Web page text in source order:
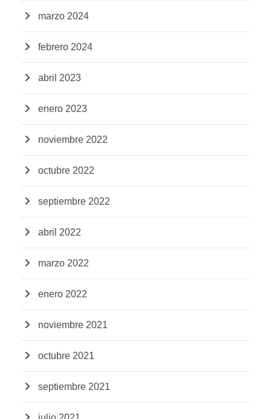
marzo 2024
febrero 2024
abril 2023
enero 2023
noviembre 2022
octubre 2022
septiembre 2022
abril 2022
marzo 2022
enero 2022
noviembre 2021
octubre 2021
septiembre 2021